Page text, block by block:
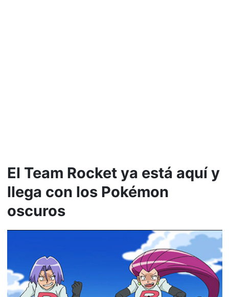
El Team Rocket ya está aquí y
llega con los Pokémon
oscuros